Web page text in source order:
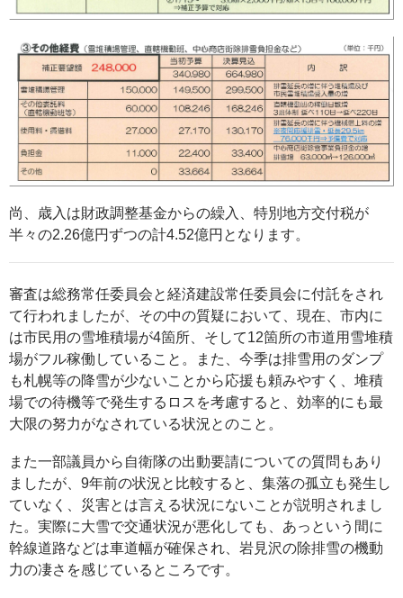
尚、歳入は財政調整基金からの繰入、特別地方交付税が
半々の2.26億円ずつの計4.52億円となります。
審査は総務常任委員会と経済建設常任委員会に付託をされ
て行われましたが、その中の質疑において、現在、市内に
は市民用の雪堆積場が4箇所、そして12箇所の市道用雪堆積
場がフル稼働していること。また、今季は排雪用のダンプ
も札幌等の降雪が少ないことから応援も頼みやすく、堆積
場での待機等で発生するロスを考慮すると、効率的にも最
大限の努力がなされている状況とのこと。
また一部議員から自衛隊の出動要請についての質問もあり
ましたが、9年前の状況と比較すると、集落の孤立も発生し
ていなく、災害とは言える状況にないことが説明されまし
た。実際に大雪で交通状況が悪化しても、あっという間に
幹線道路などは車道幅が確保され、岩見沢の除排雪の機動
力の凄さを感じているところです。